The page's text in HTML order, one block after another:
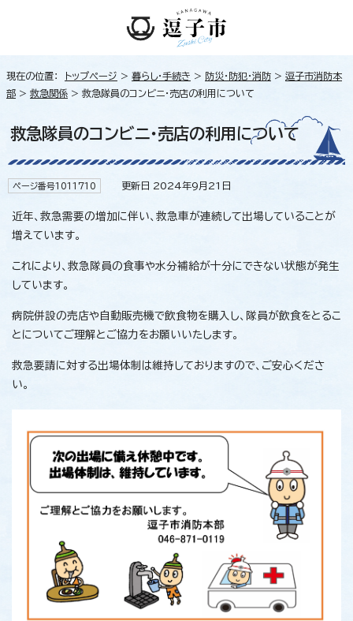
現在の位置： トップページ > 暮らし・手続き > 防災・防犯・消防 > 逗子市消防本
部 > 救急関係 > 救急隊員のコンビニ・売店の利用について
救急隊員のコンビニ・売店の利用について
ページ番号1011710 更新日 2024年9月21日
近年、救急需要の増加に伴い、救急車が連続して出場していることが
増えています。
これにより、救急隊員の食事や水分補給が十分にできない状態が発生
しています。
病院併設の売店や自動販売機で飲食物を購入し、隊員が飲食をとるこ
とについてご理解とご協力をお願いいたします。
救急要請に対する出場体制は維持しておりますので、ご安心くださ
い。